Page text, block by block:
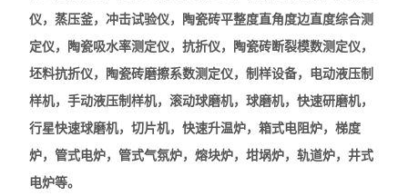
耐火材料保温材料检测仪
石墨炭素检测仪
型砂型壳铸造仪器
实验电炉
仪，蒸压釜，冲击试验仪，陶瓷砖平整度直角度边直度综合测
定仪，陶瓷吸水率测定仪，抗折仪，陶瓷砖断裂模数测定仪，
坯料抗折仪，陶瓷砖磨擦系数测定仪，制样设备，电动液压制
样机，手动液压制样机，滚动球磨机，球磨机，快速研磨机，
行星快速球磨机，切片机，快速升温炉，箱式电阻炉，梯度
炉，管式电炉，管式气氛炉，熔块炉，坩埚炉，轨道炉，井式
电炉等。